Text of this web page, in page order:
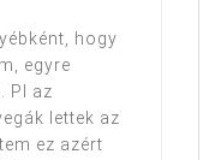
hogy
egyre
Pl az
lettek az
ez azért